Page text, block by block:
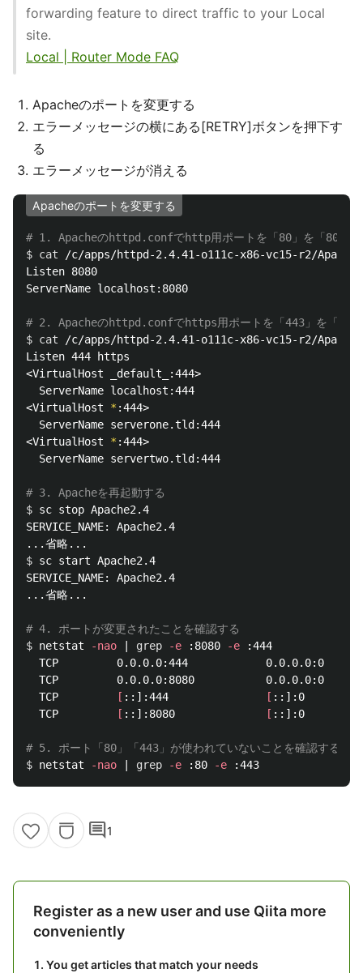
forwarding feature to direct traffic to your Local
site.
Local | Router Mode FAQ
Apacheのポートを変更する
エラーメッセージの横にある[RETRY]ボタンを押下す
る
エラーメッセージが消える
Apacheのポートを変更する
# 1. Apacheのhttpd.confでhttp用ポートを「80」を「8080」
$ cat /c/apps/httpd-2.4.41-o111c-x86-vc15-r2/
Listen 8080
ServerName localhost:8080
# 2. Apacheのhttpd.confでhttps用ポートを「443」を「444
$ cat /c/apps/httpd-2.4.41-o111c-x86-vc15-r2/
Listen 444 https
<VirtualHost _default_:444>
  ServerName localhost:444
<VirtualHost * :444>
  ServerName serverone.tld:444
<VirtualHost * :444>
  ServerName servertwo.tld:444
# 3. Apacheを再起動する
$ sc stop Apache2.4
SERVICE_NAME: Apache2.4
$ sc start Apache2.4
SERVICE_NAME: Apache2.4
...省略...
# 4. ポートが変更されたことを確認する
$ netstat -nao grep -e :8080 -e :444
TCP         0.0.0.0:444            0.0.0.0:0
TCP         0.0.0.0:8080           0.0.0.0:0
  TCP
[ ::]:444 [ ::]:0
  TCP
[ ::]:8080 [ ::]:0
# 5. ポート「80」「443」が使われていないことを確認する
$ netstat -nao grep -e :80 -e
comment1
Register as a new user and use Qiita more
conveniently
You get articles that match your needs